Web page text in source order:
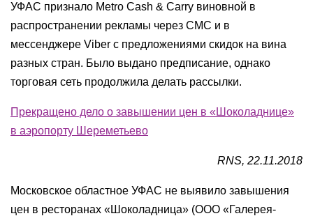
УФАС признало Metro Cash & Carry виновной в
распространении рекламы через СМС и в
мессенджере Viber с предложениями скидок на вина
разных стран. Было выдано предписание, однако
торговая сеть продолжила делать рассылки.
Прекращено дело о завышении цен в «Шоколаднице»
в аэропорту Шереметьево
RNS, 22.11.2018
Московское областное УФАС не выявило завышения
цен в ресторанах «Шоколадница» (ООО «Галерея-